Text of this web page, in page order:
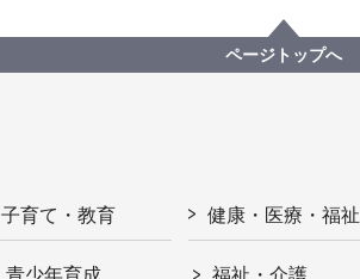
ページトップへ
子育て・教育
青少年育成
健康・医療・福祉
福祉・介護